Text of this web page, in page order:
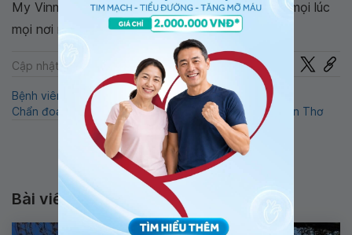
My Vinmec để quản lý, theo dõi lịch và đặt hẹn mọi lúc
mọi nơi ngay trên ứng dụng.
Cập nhật: 05-05-2025 Chia sẻ
Bệnh viêm xoang
Biến chứng của viêm xoang
Chẩn đoán viêm xoang
Chữa bệnh viêm xoang Cần Thơ
Bài viết liên quan